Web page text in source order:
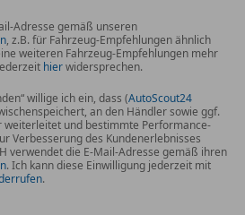
Adresse gemäß unseren
, z.B. für Fahrzeug-Empfehlungen ähnlich
weiteren Fahrzeug-Empfehlungen mehr
hierwidersprechen.
willige ich ein, dass (AutoScout24
an den Händler sowie ggf.
und bestimmte Performance-
Verbesserung des Kundenerlebnisses
verwendet die E-Mail-Adresse gemäß ihren
. Ich kann diese Einwilligung jederzeit mit
.